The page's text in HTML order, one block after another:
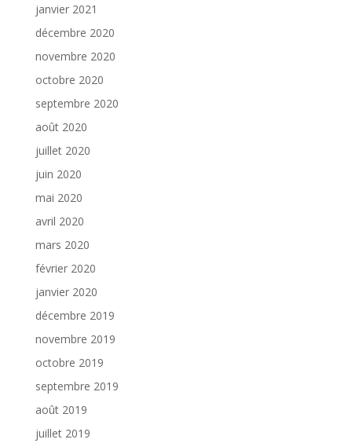
janvier 2021
décembre 2020
novembre 2020
octobre 2020
septembre 2020
août 2020
juillet 2020
juin 2020
mai 2020
avril 2020
mars 2020
février 2020
janvier 2020
décembre 2019
novembre 2019
octobre 2019
septembre 2019
août 2019
juillet 2019